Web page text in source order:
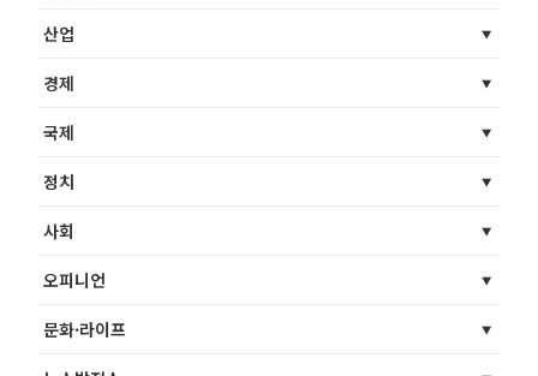
산업
경제
국제
정치
사회
오피니언
문화·라이프